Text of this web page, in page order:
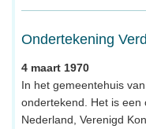
Ondertekening
4 maart 1970
In het gemeentehuis
ondertekend. Het is een
Nederland, Verenigd